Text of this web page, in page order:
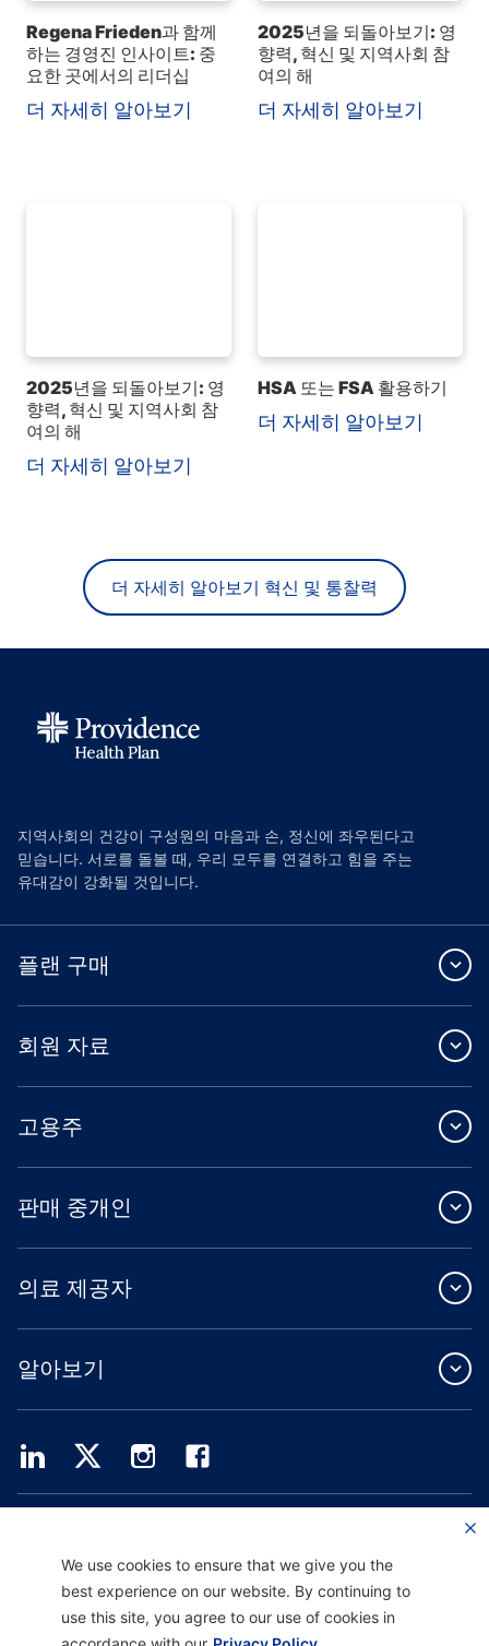
Regena Frieden과 함께
하는 경영진 인사이트: 중
요한 곳에서의 리더십
더 자세히 알아보기
2025년을 되돌아보기: 영
향력, 혁신 및 지역사회 참
여의 해
더 자세히 알아보기
2025년을 되돌아보기: 영
향력, 혁신 및 지역사회 참
여의 해
더 자세히 알아보기
HSA 또는 FSA 활용하기
더 자세히 알아보기
더 자세히 알아보기 혁신 및 통찰력
지역사회의 건강이 구성원의 마음과 손, 정신에 좌우된다고
믿습니다. 서로를 돌볼 때, 우리 모두를 연결하고 힘을 주는
유대감이 강화될 것입니다.
플랜 구매
회원 자료
고용주
판매 중개인
의료 제공자
알아보기
Providence Health Assurance는 Medicare 및 Oregon Health Plan 계약을 체결한
은 계약 갱신에 따라 달라집니다.
We use cookies to ensure that we give you the
best experience on our website. By continuing to
use this site, you agree to our use of cookies in